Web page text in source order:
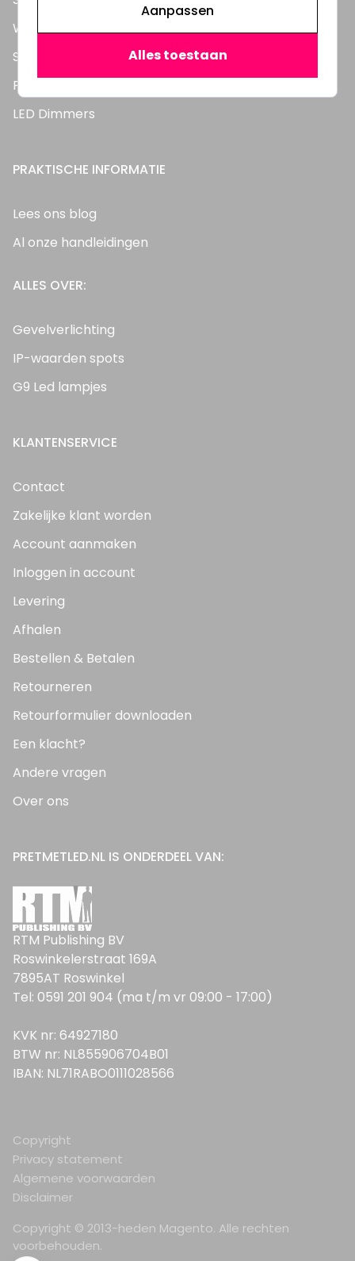
Wandlampen
Solar verlichting
Feestverlichting
LED Dimmers
PRAKTISCHE INFORMATIE
Lees ons blog
Al onze handleidingen
ALLES OVER:
Gevelverlichting
IP-waarden spots
G9 Led lampjes
KLANTENSERVICE
Contact
Zakelijke klant worden
Account aanmaken
Inloggen in account
Levering
Afhalen
Bestellen & Betalen
Retourneren
Retourformulier downloaden
Een klacht?
Andere vragen
Over ons
PRETMETLED.NL IS ONDERDEEL VAN:
RTM Publishing BV
Roswinkelerstraat 169A
7895AT Roswinkel
Tel: 0591 201 904 (ma t/m vr 09:00 - 17:00)
KVK nr: 64927180
BTW nr: NL855906704B01
IBAN: NL71RABO0111028566
Copyright © 2013-heden Magento. Alle rechten
voorbehouden.
Copyright
Privacy statement
Algemene voorwaarden
Disclaimer
Aanpassen
Alles toestaan